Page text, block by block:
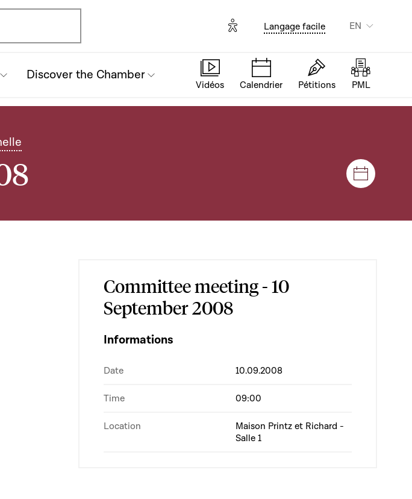
Options d'accessibilité
Langage facile EN
Discover the Chamber
Vidéos Calendrier Pétitions PML
Sessions
Committee meeting - 10
September 2008
Informations
Date 10.09.2008
Time 09:00
Location
Maison Printz et Richard -
Salle 1